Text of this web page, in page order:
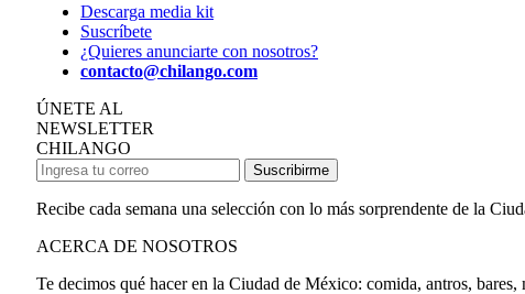
Descarga media kit
Suscríbete
¿Quieres anunciarte con nosotros?
contacto@chilango.com
ÚNETE AL
NEWSLETTER
CHILANGO
Suscribirme
Recibe cada semana una selección con lo más sorprendente de la
ACERCA DE NOSOTROS
Te decimos qué hacer en la Ciudad de México: comida, antros,